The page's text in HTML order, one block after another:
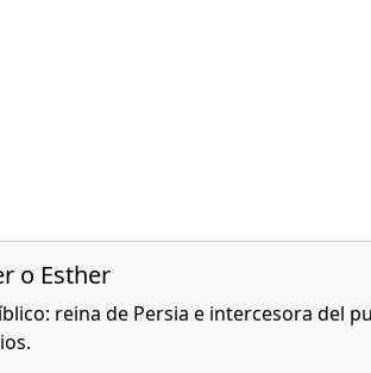
o Esther
reina de Persia e intercesora del